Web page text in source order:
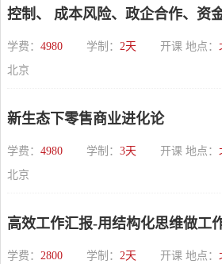
控制、 成本风险、政企合作、资
学费： 4980 学制： 2天 开课 地点：
北京
新生态下零售商业进化论
学费： 4980 学制： 3天 开课 地点：
北京
高效工作汇报-用结构化思维做工
学费： 2800 学制： 2天 开课 地点：